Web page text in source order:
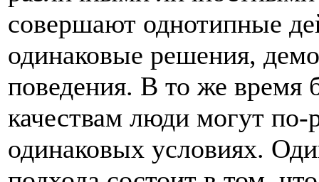
совершают однотипные
одинаковые решения,
поведения. В то же время
качествам люди могут по-
одинаковых условиях.